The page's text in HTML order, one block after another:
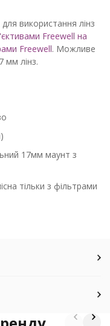
використання лінз
Freewell на
Freewell. Можливе
мм лінз.
17мм маунт з
тільки з фільтрами